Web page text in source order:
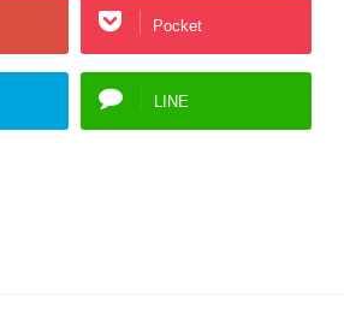
Pocket
LINE